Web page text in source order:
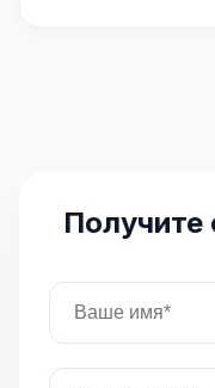
Получите